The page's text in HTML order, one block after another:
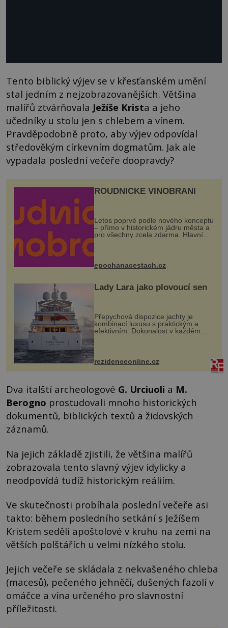
Tento biblický výjev se v křesťanském umění
stal jedním z nejzobrazovanějších. Většina
malířů ztvárňovala Ježíše Krista a jeho
učedníky u stolu jen s chlebem a vínem.
Pravděpodobně proto, aby výjev odpovídal
středověkým církevním dogmatům. Jak ale
vypadala poslední večeře doopravdy?
ROUDNICKÉ VINOBRANÍ
Letos poprvé podle nového konceptu
– přímo v historickém jádru města a
pro všechny zcela zdarma. Hlavní
program se odehraje na Karlově a
mohou těšit na víno, burčák, pes...
epochanacestach.cz
Lady Lara jako plovoucí sen
Přepychová dispozice jachty je
kombinací luxusu s praktickým a
efektivním. Dokonalost v každém
detailu představuje značka Fendi
Casa, kterou byly vybaveny její
paluby. Monacký přístav nabízí
každoročn...
rezidenceonline.cz
Dva italští archeologové G. Urciuoli a M.
Berogno prostudovali mnoho historických
dokumentů, biblických textů a židovských
záznamů.
Na jejich základě zjistili, že většina malířů
zobrazovala tento slavný výjev idylicky a
neodpovídá tudíž historickým reáliím.
Ve skutečnosti probíhala poslední večeře asi
takto: během posledního setkání s Ježíšem
Kristem seděli apoštolové v kruhu na zemi na
větších polštářích u velmi nízkého stolu.
Jejich večeře se skládala z nekvašeného chleba
(macesů), pečeného jehněčí, dušených fazolí v
omáčce a vína určeného pro slavnostní
příležitosti.